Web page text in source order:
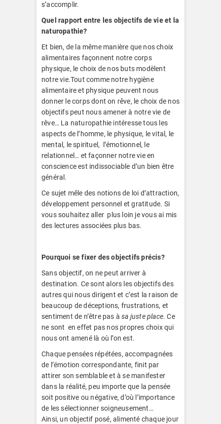
s’accomplir.
Quel rapport entre les objectifs de vie et la
naturopathie?
Et bien, de la même manière que nos choix
alimentaires façonnent notre corps
physique, le choix de nos buts modèlent
notre vie.Tout comme notre hygiène
alimentaire et physique peuvent nous
donner le corps dont on rêve, le choix de nos
objectifs peut nous amener à notre vie de
rêve… La naturopathie intéresse tous les
aspects de l’homme, le physique, le vital, le
mental, le spirituel, l’émotionnel, le
relationnel… et façonner notre vie en
conscience est indissociable d’un bien être
général.
Ce sujet mêle des notions de loi d’attraction,
développement personnel et gratitude. Si
vous souhaitez aller plus loin je vous ai mis
des lectures associées plus bas.
Pourquoi se fixer des objectifs précis?
Sans objectif, on ne peut arriver à
destination. Ce sont alors les objectifs des
autres qui nous dirigent et c’est la raison de
beaucoup de déceptions, frustrations, et
sentiment de n’être pas àsa juste place. Ce
ne sont en effet pas nos propres choix qui
nous ont amené là où l’on est.
Chaque pensées répétées, accompagnées
de l’émotion correspondante, finit par
attirer son semblable et à se manifester
dans la réalité, peu importe que la pensée
soit positive ou négative, d’où l’importance
de les sélectionner soigneusement…
Ainsi, un objectif posé, alimenté chaque jour